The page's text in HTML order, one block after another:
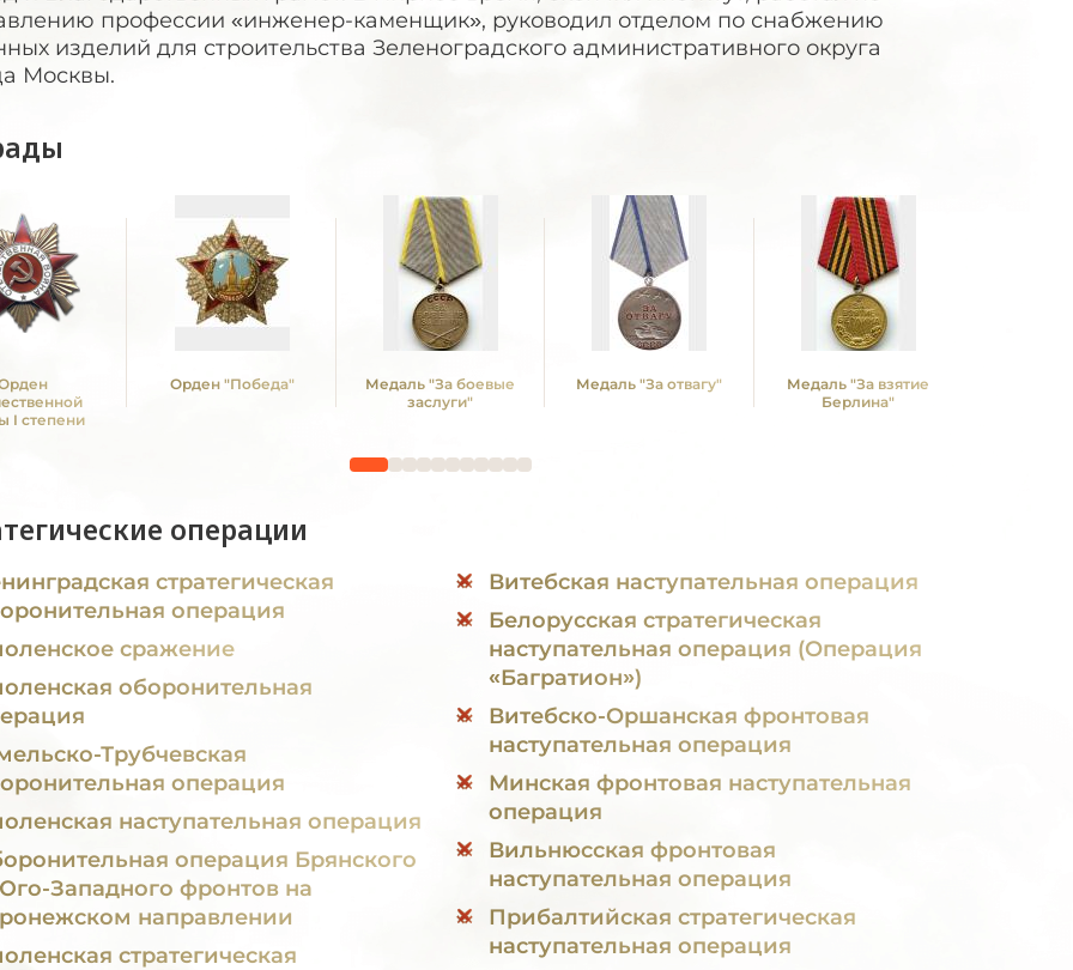
профессии «инженер-каменщик», руководил отделом по снабжению
изделий для строительства Зеленоградского административного округа
Москвы.
I степени
Орден "Победа"
Медаль "За боевые
заслуги"
Медаль "За отвагу"
Медаль "За взятие
Берлина"
операции
стратегическая
операция
сражение
оборонительная
Трубчевская
операция
наступательная операция
операция Брянского
Западного фронтов на
направлении
стратегическая
Витебская наступательная операция
Белорусская стратегическая
наступательная операция (Операция
«Багратион»)
Витебско-Оршанская фронтовая
наступательная операция
Минская фронтовая наступательная
операция
Вильнюсская фронтовая
наступательная операция
Прибалтийская стратегическая
наступательная операция